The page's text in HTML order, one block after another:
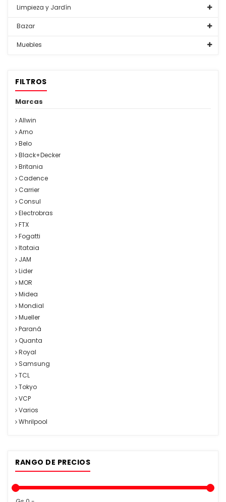
Limpieza y Jardín
Bazar
Muebles
FILTROS
Marcas
Allwin
Arno
Belo
Black+Decker
Britania
Cadence
Carrier
Consul
Electrobras
FTX
Fogatti
Itataia
JAM
Lider
MOR
Midea
Mondial
Mueller
Paraná
Quanta
Royal
Samsung
TCL
Tokyo
VCP
Varios
Whrilpool
RANGO DE PRECIOS